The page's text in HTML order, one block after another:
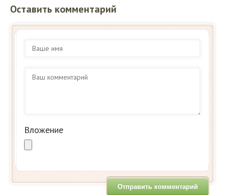
Оставить комментарий
Вложение